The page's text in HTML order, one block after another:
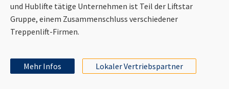
und Hublifte tätige Unternehmen ist Teil der Liftstar
Gruppe, einem Zusammenschluss verschiedener
Treppenlift-Firmen.
Mehr Infos Lokaler Vertriebspartner